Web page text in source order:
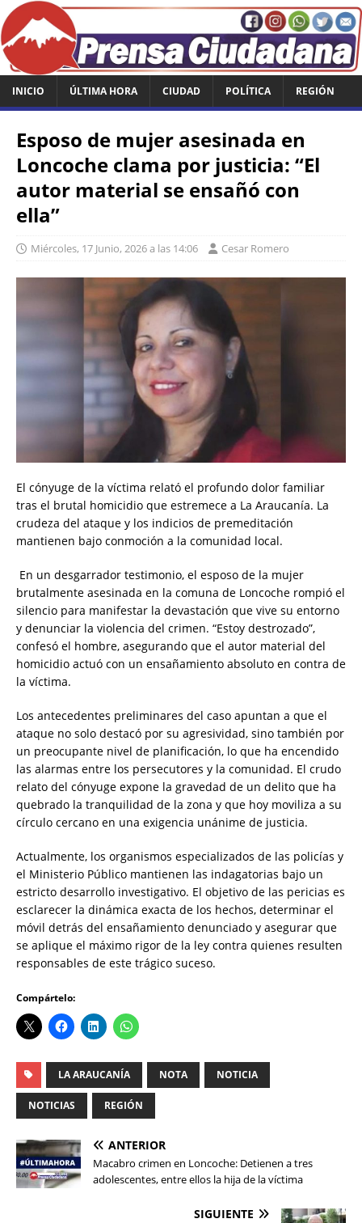
INICIO ÚLTIMA HORA CIUDAD POLÍTICA REGIÓN
Esposo de mujer asesinada en
Loncoche clama por justicia: “El
autor material se ensañó con
ella”
Miércoles, 17 Junio, 2026 a las 14:06 Cesar Romero
​El cónyuge de la víctima relató el profundo dolor familiar
tras el brutal homicidio que estremece a La Araucanía. La
crudeza del ataque y los indicios de premeditación
mantienen bajo conmoción a la comunidad local.
​ En un desgarrador testimonio, el esposo de la mujer
brutalmente asesinada en la comuna de Loncoche rompió el
silencio para manifestar la devastación que vive su entorno
y denunciar la violencia del crimen. “Estoy destrozado”,
confesó el hombre, asegurando que el autor material del
homicidio actuó con un ensañamiento absoluto en contra de
la víctima.
​Los antecedentes preliminares del caso apuntan a que el
ataque no solo destacó por su agresividad, sino también por
un preocupante nivel de planificación, lo que ha encendido
las alarmas entre los persecutores y la comunidad. El crudo
relato del cónyuge expone la gravedad de un delito que ha
quebrado la tranquilidad de la zona y que hoy moviliza a su
círculo cercano en una exigencia unánime de justicia.
​Actualmente, los organismos especializados de las policías y
el Ministerio Público mantienen las indagatorias bajo un
estricto desarrollo investigativo. El objetivo de las pericias es
esclarecer la dinámica exacta de los hechos, determinar el
móvil detrás del ensañamiento denunciado y asegurar que
se aplique el máximo rigor de la ley contra quienes resulten
responsables de este trágico suceso.
Compártelo:
LA ARAUCANÍA NOTA NOTICIA
NOTICIAS REGIÓN
ANTERIOR
Macabro crimen en Loncoche: Detienen a tres
adolescentes, entre ellos la hija de la víctima
SIGUIENTE